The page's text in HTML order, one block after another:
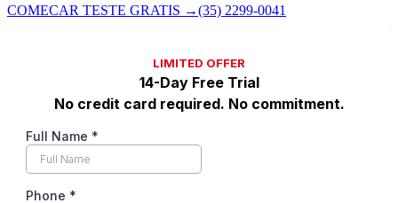
COMECAR TESTE GRATIS →(35) 2299-0041